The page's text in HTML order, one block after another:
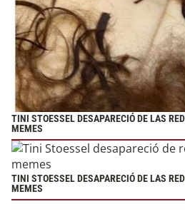
TINI STOESSEL DESAPARECIÓ DE LAS
MEMES
TINI STOESSEL DESAPARECIÓ DE LAS
MEMES